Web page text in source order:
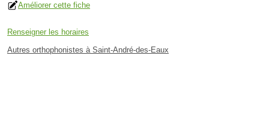
Améliorer cette fiche
Renseigner les horaires
Autres orthophonistes à Saint-André-des-Eaux